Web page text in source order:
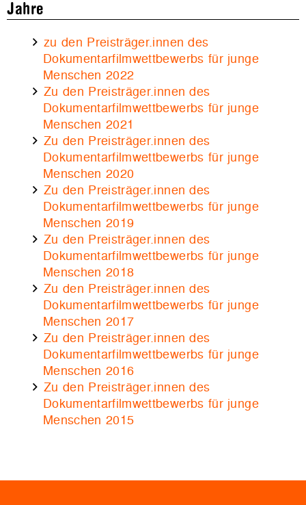
Jahre
zu den Preisträger.innen des
Dokumentarfilmwettbewerbs für junge
Menschen 2022
Zu den Preisträger.innen des
Dokumentarfilmwettbewerbs für junge
Menschen 2021
Zu den Preisträger.innen des
Dokumentarfilmwettbewerbs für junge
Menschen 2020
Zu den Preisträger.innen des
Dokumentarfilmwettbewerbs für junge
Menschen 2019
Zu den Preisträger.innen des
Dokumentarfilmwettbewerbs für junge
Menschen 2018
Zu den Preisträger.innen des
Dokumentarfilmwettbewerbs für junge
Menschen 2017
Zu den Preisträger.innen des
Dokumentarfilmwettbewerbs für junge
Menschen 2016
Zu den Preisträger.innen des
Dokumentarfilmwettbewerbs für junge
Menschen 2015